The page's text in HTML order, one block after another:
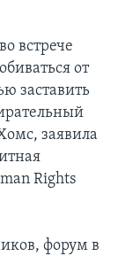
встрече
от
заставить
заявила
Rights
форум в